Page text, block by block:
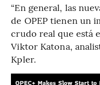
“En general, las
de OPEP tienen un
crudo real que está
Viktor Katona,
Kpler.